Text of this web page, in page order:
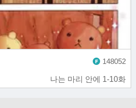
나는 마리 안에 1-10화
148052